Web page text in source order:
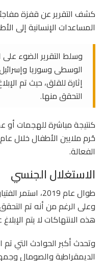
المساعدات الإنسانية إلى
وسلط التقرير الضوء
الوسطى وسوريا
التحقق منها.
كنتيجة مباشرة للهجمات أو
الفعالة.
الاستغلال الجنسي
طوال عام
هذه الانتهاكات لا يتم
وتحدث أكبر الحوادث التي
الديمقراطية والصومال